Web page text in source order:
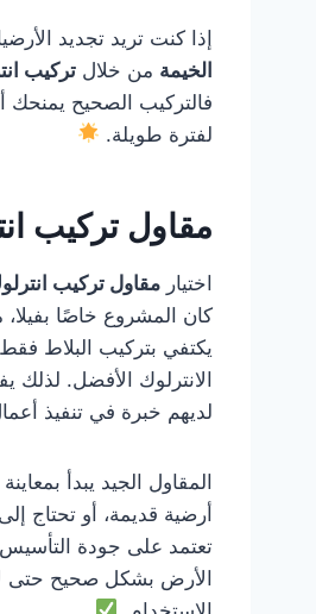
إذا كنت تريد تجديد
الخيمة من خلال تركيب
فالتركيب الصحيح يمنحك
لفترة طويلة.
مقاول تركيب
اختيار مقاول تركيب
كان المشروع خاصًا
يكتفي بتركيب البلاط
الانترلوك الأفضل. لذلك
لديهم خبرة في تنفيذ
المقاول الجيد يبدأ
أرضية قديمة، أو تحتاج
تعتمد على جودة
الأرض بشكل صحيح حتى